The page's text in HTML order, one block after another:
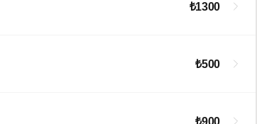
₺1300
₺500
₺900